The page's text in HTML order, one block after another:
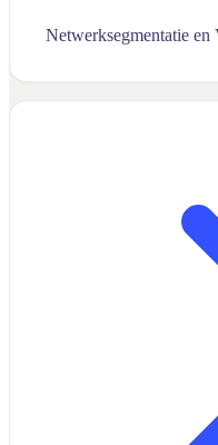
Netwerksegmentatie